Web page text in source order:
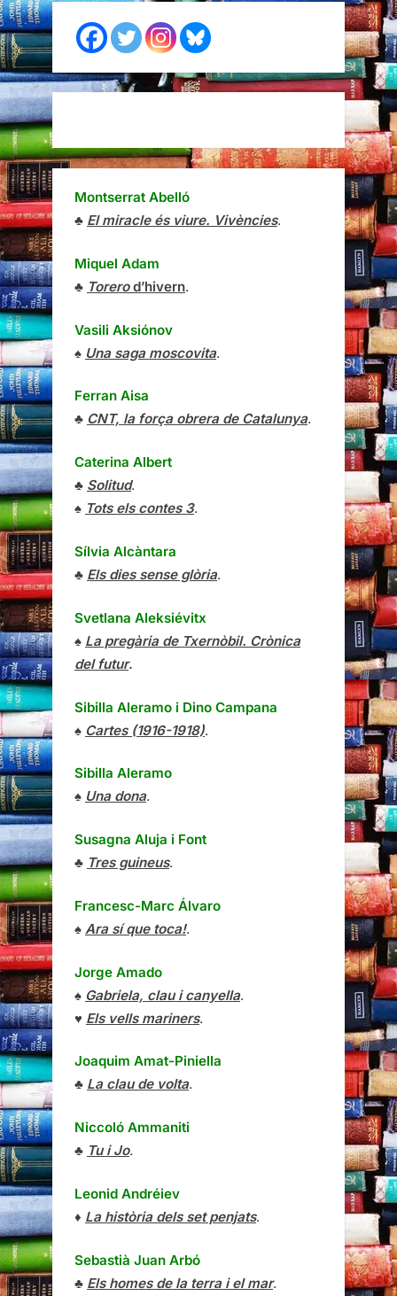
Montserrat Abelló
♣ El miracle és viure. Vivències.
Miquel Adam
♣ Torerod’hivern.
Vasili Aksiónov
♠ Una saga moscovita.
Ferran Aisa
♣ CNT, la força obrera de Catalunya.
Caterina Albert
♣ Solitud.
♠ Tots els contes 3.
Sílvia Alcàntara
♣ Els dies sense glòria.
Svetlana Aleksiévitx
♠ La pregària de Txernòbil. Crònica
del futur.
Sibilla Aleramo i Dino Campana
♠ Cartes (1916-1918).
Sibilla Aleramo
♠ Una dona.
Susagna Aluja i Font
♣ Tres guineus.
Francesc-Marc Álvaro
♠ Ara sí que toca!.
Jorge Amado
♠ Gabriela, clau i canyella.
♥ Els vells mariners.
Joaquim Amat-Piniella
♣ La clau de volta.
Niccoló Ammaniti
♣ Tu i Jo.
Leonid Andréiev
♦ La història dels set penjats.
Sebastià Juan Arbó
♣ Els homes de la terra i el mar.